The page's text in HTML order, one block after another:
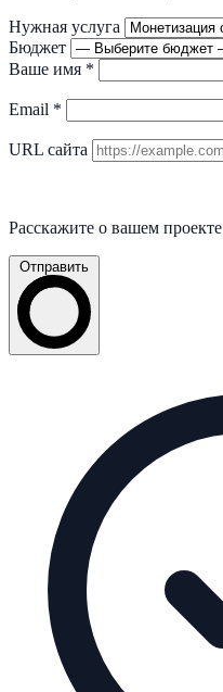
Нужная услуга
Бюджет
Ваше имя *
Email *
URL сайта
Расскажите о вашем проекте
Отправить